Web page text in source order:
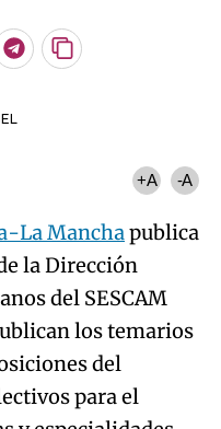
Telegram
Copiar
+A -A
La Manchapublica
la Dirección
del SESCAM
los temarios
del
para el